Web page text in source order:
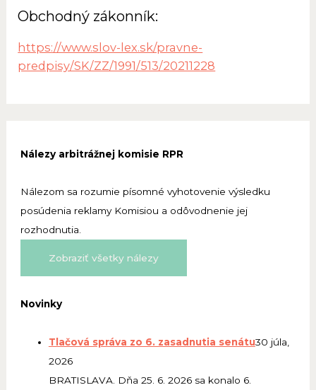
Obchodný zákonník:
https://www.slov-lex.sk/pravne-
predpisy/SK/ZZ/1991/513/20211228
Nálezy arbitrážnej komisie RPR
Nálezom sa rozumie písomné vyhotovenie výsledku
posúdenia reklamy Komisiou a odôvodnenie jej
rozhodnutia.
Zobraziť všetky nálezy
Novinky
Tlačová správa zo 6. zasadnutia senátu30 júla,
2026
BRATISLAVA. Dňa 25. 6. 2026 sa konalo 6.